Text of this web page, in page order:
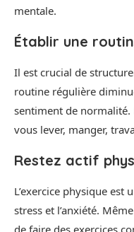
mentale.
Établir une
Il est crucial de
routine régulière
sentiment de normalité.
vous lever, manger,
Restez actif
L’exercice physique
stress et l’anxiété.
de faire des exercices